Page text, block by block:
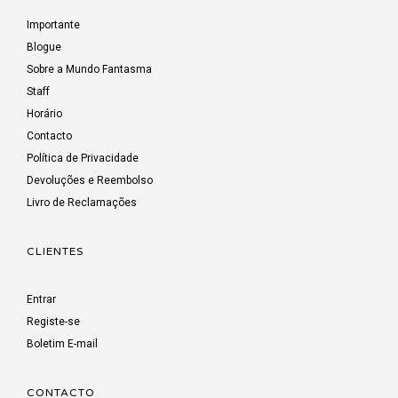
Importante
Blogue
Sobre a Mundo Fantasma
Staff
Horário
Contacto
Política de Privacidade
Devoluções e Reembolso
Livro de Reclamações
CLIENTES
Entrar
Registe-se
Boletim E-mail
CONTACTO